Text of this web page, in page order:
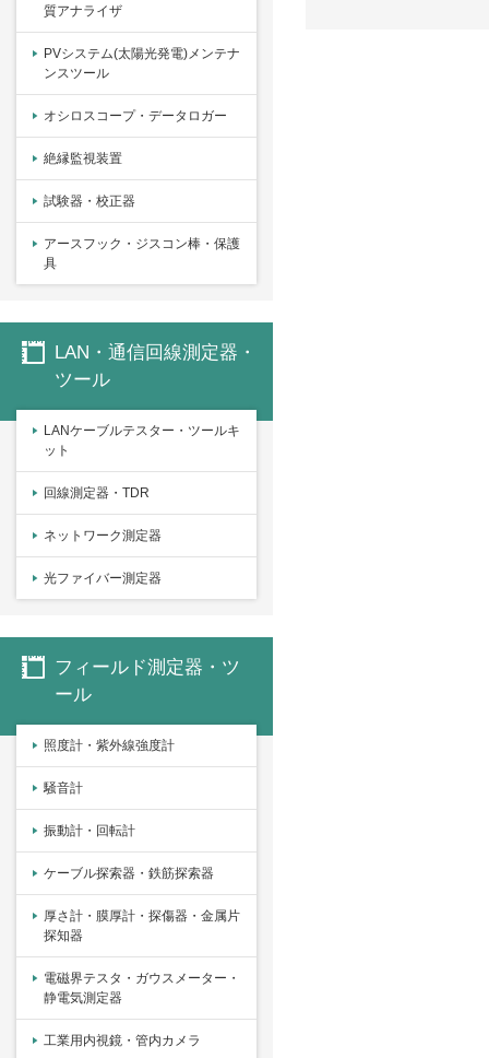
質アナライザ
PVシステム(太陽光発電)メンテナ
ンスツール
オシロスコープ・データロガー
絶縁監視装置
試験器・校正器
アースフック・ジスコン棒・保護
具
LAN・通信回線測定器・
ツール
LANケーブルテスター・ツールキ
ット
回線測定器・TDR
ネットワーク測定器
光ファイバー測定器
フィールド測定器・ツ
ール
照度計・紫外線強度計
騒音計
振動計・回転計
ケーブル探索器・鉄筋探索器
厚さ計・膜厚計・探傷器・金属片
探知器
電磁界テスタ・ガウスメーター・
静電気測定器
工業用内視鏡・管内カメラ